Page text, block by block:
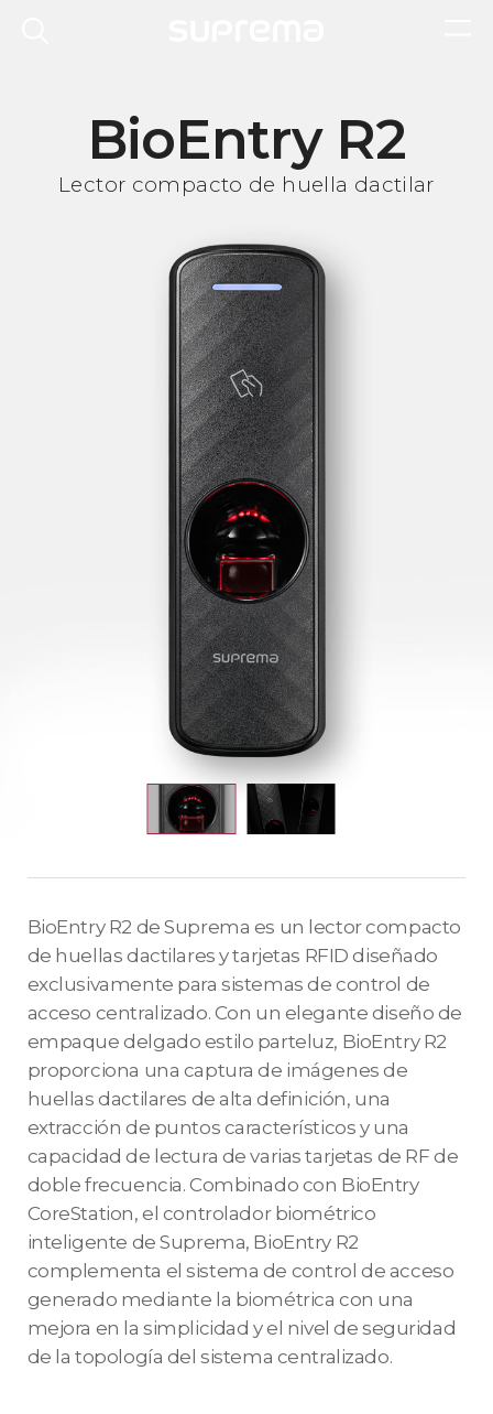
BioEntry R2
Lector compacto de huella dactilar
BioEntry R2 de Suprema es un lector compacto
de huellas dactilares y tarjetas RFID diseñado
exclusivamente para sistemas de control de
acceso centralizado. Con un elegante diseño de
empaque delgado estilo parteluz, BioEntry R2
proporciona una captura de imágenes de
huellas dactilares de alta definición, una
extracción de puntos característicos y una
capacidad de lectura de varias tarjetas de RF de
doble frecuencia. Combinado con BioEntry
CoreStation, el controlador biométrico
inteligente de Suprema, BioEntry R2
complementa el sistema de control de acceso
generado mediante la biométrica con una
mejora en la simplicidad y el nivel de seguridad
de la topología del sistema centralizado.